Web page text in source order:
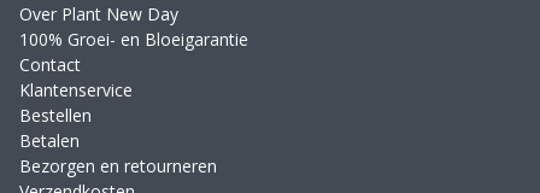
Over Plant New Day
100% Groei- en Bloeigarantie
Contact
Klantenservice
Bestellen
Betalen
Bezorgen en retourneren